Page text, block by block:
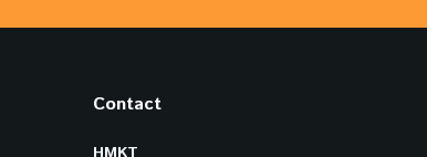
Contact